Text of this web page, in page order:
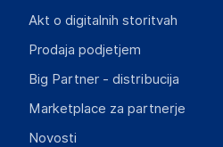
The Netherlands
Slike o varnosti izdelka
Slike o varnosti izdelka
Akt o digitalnih storitvah
Prodaja podjetjem
Big Partner - distribucija
Marketplace za partnerje
Novosti